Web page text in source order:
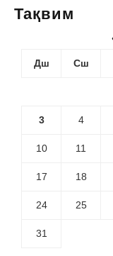
Тақвим
Дш Сш
3 4
10 11
17 18
24 25
31